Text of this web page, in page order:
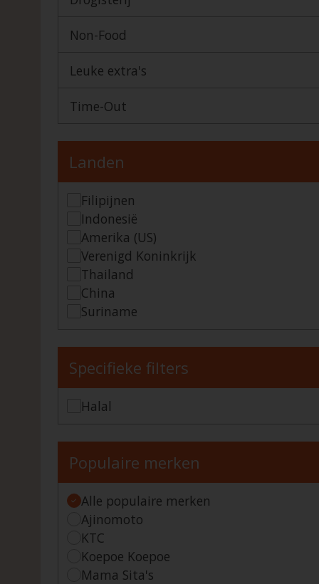
Non-Food
Leuke extra's
Time-Out
Landen
Filipijnen
Indonesië
Amerika (US)
Verenigd Koninkrijk
Thailand
China
Suriname
Specifieke filters
Halal
Populaire merken
Alle populaire merken
Ajinomoto
KTC
Koepoe Koepoe
Mama Sita's